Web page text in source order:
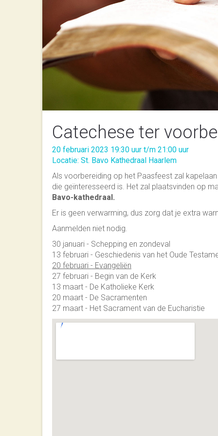
Catechese ter
20 februari 2023 19:30 uur t/m 21:00 uur
Locatie: St. Bavo Kathedraal Haarlem
Als voorbereiding op het Paasfeest zal
die geïnteresseerd is. Het zal plaatsvinden op
Bavo-kathedraal.
Er is geen verwarming, dus zorg dat je extra
Aanmelden niet nodig.
30 januari - Schepping en zondeval
13 februari - Geschiedenis van het Oude
20 februari - Evangeliën
27 februari - Begin van de Kerk
13 maart - De Katholieke Kerk
20 maart - De Sacramenten
27 maart - Het Sacrament van de Eucharistie